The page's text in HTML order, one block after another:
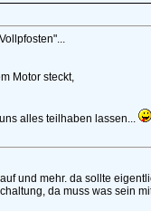
Motor steckt,
alles teilhaben lassen...
und mehr. da sollte
da muss was sein